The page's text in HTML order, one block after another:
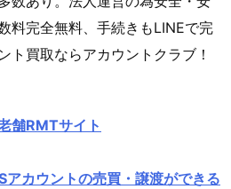
料完全無料、手続きもLINEで完
ト買取ならアカウントクラブ！
舗RMTサイト
アカウントの売買・譲渡ができる